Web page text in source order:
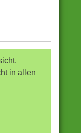
in allen